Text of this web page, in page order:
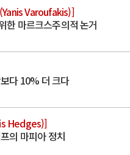
Varoufakis)]
한 마르크스주의적 논거
다 10% 더 크다
Hedges)]
의 마피아 정치